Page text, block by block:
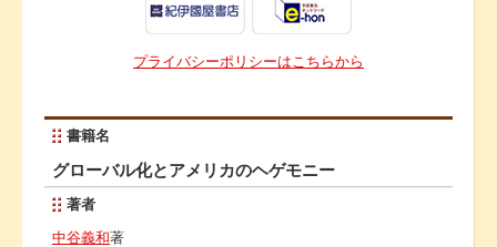
プライバシーポリシーはこちらから
書籍名
グローバル化とアメリカのヘゲモニー
著者
中谷義和著